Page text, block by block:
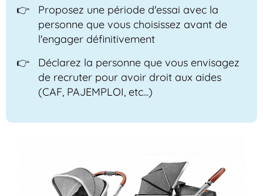
Proposez une période d'essai avec la
personne que vous choisissez avant de
l'engager définitivement
Déclarez la personne que vous envisagez
de recruter pour avoir droit aux aides
(CAF, PAJEMPLOI, etc...)